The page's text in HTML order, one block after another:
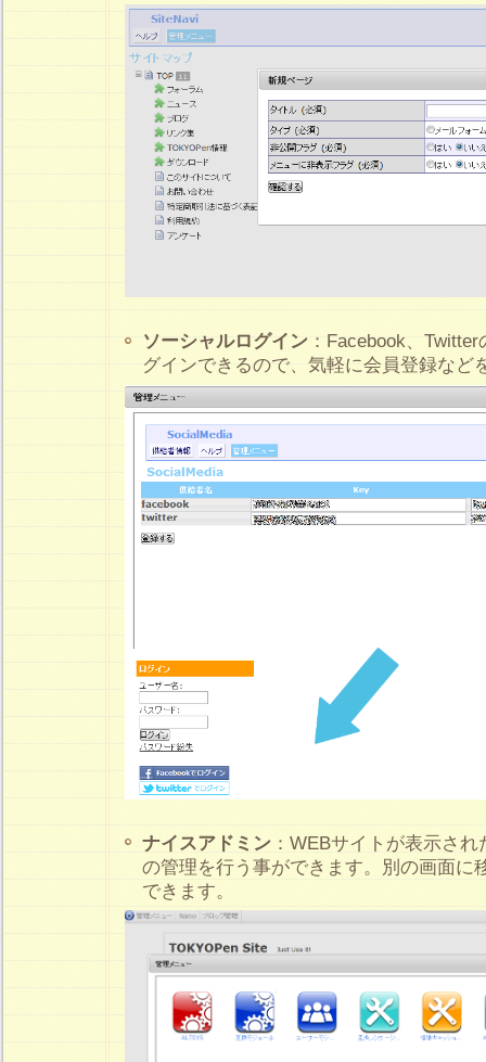
ソーシャルログイン ：Facebook、
グインできるので、気軽に会員登録など
ナイスアドミン ：WEBサイトが表示さ
の管理を行う事ができます。別の画面に
できます。